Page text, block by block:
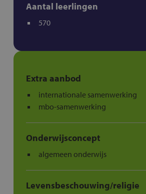
Aantal leerlingen
570
Extra aanbod
internationale samenwerking
mbo-samenwerking
Onderwijsconcept
algemeen onderwijs
Levensbeschouwing/religie